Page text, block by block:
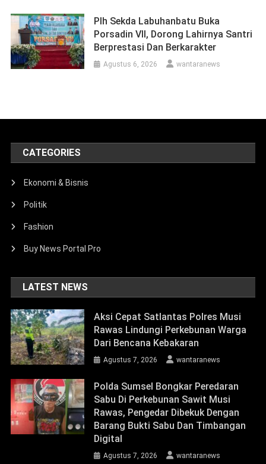
Plh Sekda Labuhanbatu Buka
Porsadin VII, Dorong Lahirnya Santri
Berprestasi Dan Berkarakter
Agustus 6, 2026 wantaranews
CATEGORIES
Ekonomi & Bisnis
Politik
Fashion
Buy News Portal Pro
LATEST NEWS
Aksi Cepat Satlantas Polres Musi
Rawas Lindungi Perkebunan Warga
Dari Bencana Kebakaran
Agustus 7, 2026 wantaranews
Polda Sumsel Bongkar Peredaran
Sabu Di Perkebunan Sawit Musi
Rawas, Pengedar Dibekuk Dengan
Barang Bukti Sabu Dan Timbangan
Digital
Agustus 7, 2026 wantaranews